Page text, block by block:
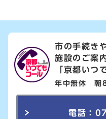
市の手続き
施設のご案
「京都いつ
年中無休 朝
電話：